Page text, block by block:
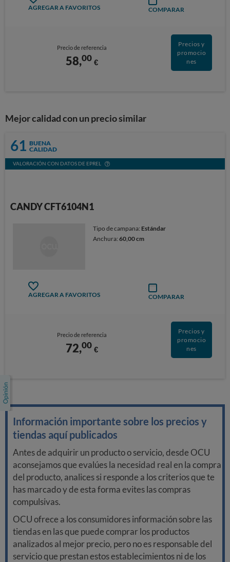
AGREGAR A FAVORITOS COMPARAR
Precio de referencia
58,00 €
Precios y
promocio
nes
Mejor calidad con un precio similar
61 BUENA
CALIDAD
VALORACIÓN CON DATOS DE EPREL
CANDY CFT6104N1
Tipo de campana: Estándar
Anchura:60,00 cm
AGREGAR A FAVORITOS COMPARAR
Precio de referencia
72,00 €
Precios y
promocio
nes
Información importante sobre los precios y
tiendas aquí publicados
Antes de adquirir un producto o servicio, desde OCU
aconsejamos que evalúes la necesidad real en la compra
del producto, analices si responde a los criterios que te
has marcado y de esta forma evites las compras
compulsivas.
OCU ofrece a los consumidores información sobre las
tiendas en las que puede comprar los productos
analizados al mejor precio, pero no es responsable del
servicio que prestan estos establecimientos ni de los